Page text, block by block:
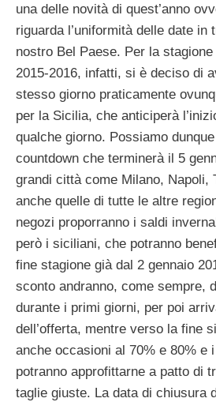
una delle novità di quest’anno
riguarda l’uniformità delle date in
nostro Bel Paese. Per la
2015-2016, infatti, si è deciso di
stesso giorno praticamente
per la Sicilia, che anticiperà
qualche giorno. Possiamo
countdown che terminerà il 5
grandi città come Milano, Napoli,
anche quelle di tutte le altre
negozi proporranno i saldi
però i siciliani, che potranno
fine stagione già dal 2 gennaio
sconto andranno, come sempre,
durante i primi giorni, per poi
dell’offerta, mentre verso la fine
anche occasioni al 70% e 80% e
potranno approfittarne a patto di
taglie giuste. La data di chiusura